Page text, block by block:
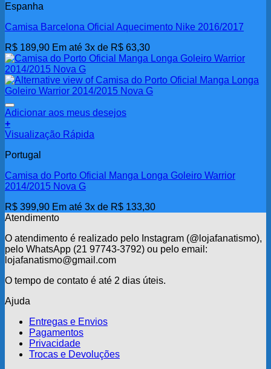
Espanha
Camisa Barcelona Oficial Aquecimento Nike 2016/2017
R$ 189,90 Em até 3x de R$ 63,30
Adicionar aos meus desejos
+
Visualização Rápida
Portugal
Camisa do Porto Oficial Manga Longa Goleiro Warrior
2014/2015 Nova G
R$ 399,90 Em até 3x de R$ 133,30
Atendimento
O atendimento é realizado pelo Instagram (@lojafanatismo),
pelo WhatsApp (21 97743-3792) ou pelo email:
lojafanatismo@gmail.com
O tempo de contato é até 2 dias úteis.
Ajuda
Entregas e Envios
Pagamentos
Privacidade
Trocas e Devoluções